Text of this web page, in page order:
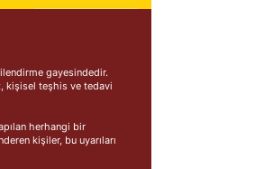
gayesindedir.
kişisel teşhis ve tedavi
herhangi bir
kişiler, bu uyarıları